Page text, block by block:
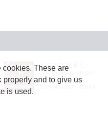
JASRAC許諾番号：
9024936001Y45037
JASRAC許諾番号：
cookies. These are
properly and to give us
is used.